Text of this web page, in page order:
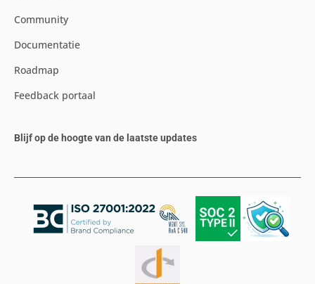
Community
Documentatie
Roadmap
Feedback portaal
Blijf op de hoogte van de laatste updates